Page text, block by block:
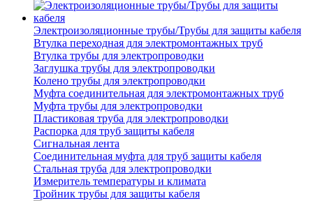
Электроизоляционные трубы/Трубы для защиты кабеля
Втулка переходная для электромонтажных труб
Втулка трубы для электропроводки
Заглушка трубы для электропроводки
Колено трубы для электропроводки
Муфта соединительная для электромонтажных труб
Муфта трубы для электропроводки
Пластиковая труба для электропроводки
Распорка для труб защиты кабеля
Сигнальная лента
Соединительная муфта для труб защиты кабеля
Стальная труба для электропроводки
Измеритель температуры и климата
Тройник трубы для защиты кабеля